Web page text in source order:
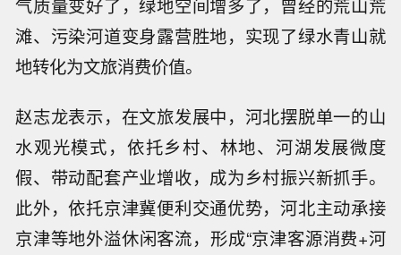
滩、污染河道变身露营胜地，实现了绿水青山就
地转化为文旅消费价值。
赵志龙表示，在文旅发展中，河北摆脱单一的山
水观光模式，依托乡村、林地、河湖发展微度
假、带动配套产业增收，成为乡村振兴新抓手。
此外，依托京津冀便利交通优势，河北主动承接
京津等地外溢休闲客流，形成“京津客源消费+河